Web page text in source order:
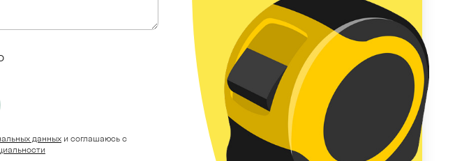
данных и соглашаюсь c